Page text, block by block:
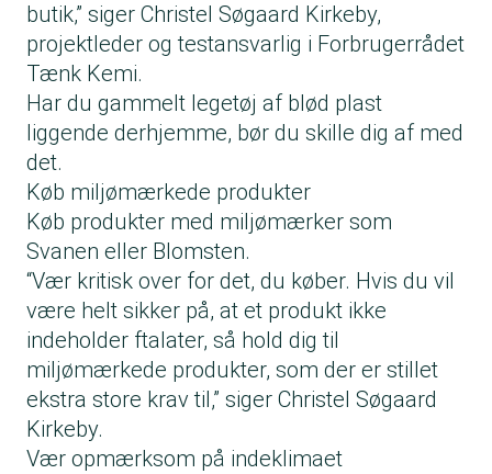
butik,” siger Christel Søgaard Kirkeby,
projektleder og testansvarlig i Forbrugerrådet
Tænk Kemi.
Har du gammelt legetøj af blød plast
liggende derhjemme, bør du skille dig af med
det.
Køb miljømærkede produkter
Køb produkter med miljømærker som
Svanen eller Blomsten.
“Vær kritisk over for det, du køber. Hvis du vil
være helt sikker på, at et produkt ikke
indeholder ftalater, så hold dig til
miljømærkede produkter, som der er stillet
ekstra store krav til,” siger Christel Søgaard
Kirkeby.
Vær opmærksom på indeklimaet